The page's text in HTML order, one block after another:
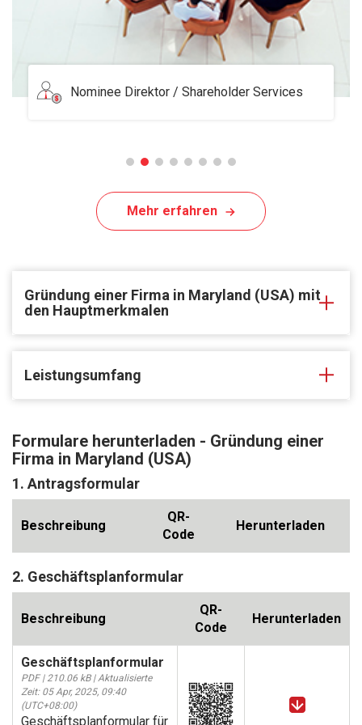
Serviced Office
Mehr erfahren
Gründung einer Firma in Maryland (USA) mit
den Hauptmerkmalen
Leistungsumfang
Formulare herunterladen - Gründung einer
Firma in Maryland (USA)
1. Antragsformular
Beschreibung
QR-
Code
Herunterladen
2. Geschäftsplanformular
Beschreibung
QR-
Code
Herunterladen
Geschäftsplanformular
PDF | 210.06 kB | Aktualisierte
Zeit: 05 Apr, 2025, 09:40
(UTC+08:00)
Geschäftsplanformular für